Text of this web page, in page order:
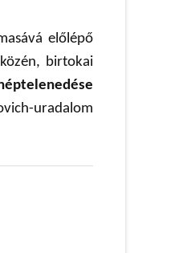
előlépő
birtokai
uradalom